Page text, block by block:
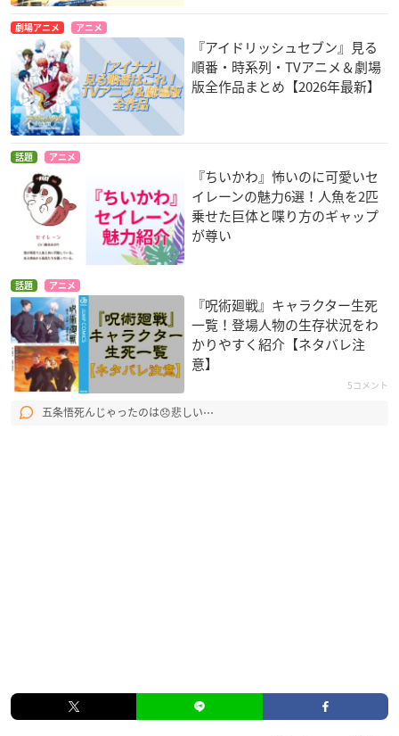
劇場アニメ アニメ
『アイドリッシュセブン』見る
順番・時系列・TVアニメ＆劇場
版全作品まとめ【2026年最新】
話題 アニメ
『ちいかわ』怖いのに可愛いセ
イレーンの魅力6選！人魚を2匹
乗せた巨体と喋り方のギャップ
が尊い
話題 アニメ
『呪術廻戦』キャラクター生死
一覧！登場人物の生存状況をわ
かりやすく紹介【ネタバレ注
意】
5コメント
五条悟死んじゃったのは😞悲しい⋯